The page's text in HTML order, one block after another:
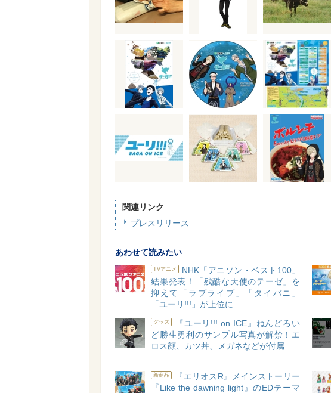
関連リンク
プレスリリース
あわせて読みたい
TVアニメ
NHK「アニソン・ベスト100」
結果発表！「残酷な天使のテーゼ」を
抑えて「ラブライブ」「タイバニ」
「ユーリ!!!」が上位に
グッズ
『ユーリ!!! on ICE』ねんどろい
ど勝生勇利のサンプル写真が解禁！エ
ロス顔、カツ丼、メガネなどが付属
新商品
『エリオスR』メインストーリー
『Like the dawning light』のEDテーマ